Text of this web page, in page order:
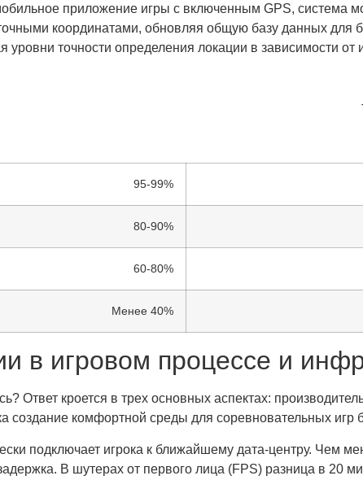
приложение игры с включенным GPS, система
координатами, обновляя общую базу данных для
точности определения локации в зависимости от
95-99%
80-90%
60-80%
Менее 40%
в игровом процессе и
Ответ кроется в трех основных аспектах:
создание комфортной среды для соревновательных
подключает игрока к ближайшему дата-центру. Чем
В шутерах от первого лица (FPS) разница в 20